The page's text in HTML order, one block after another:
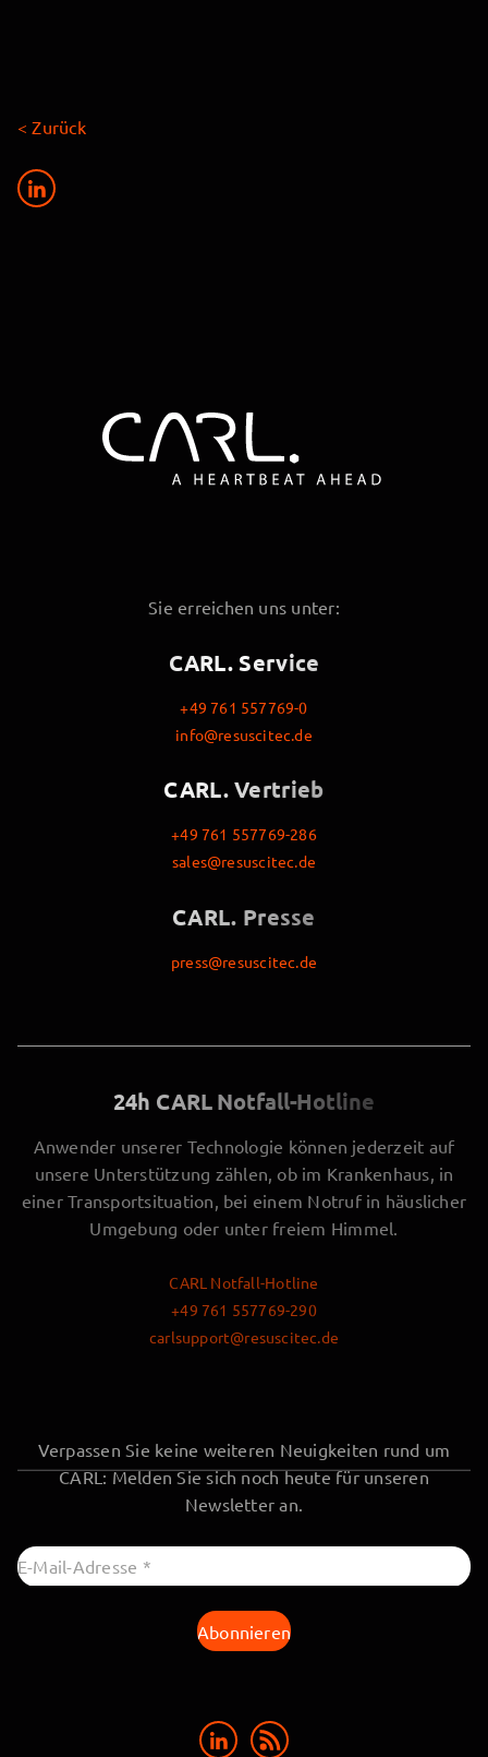
< Zurück
Sie erreichen uns unter:
CARL. Service
+49 761 557769-0
info@resuscitec.de
CARL. Vertrieb
+49 761 557769-286
sales@resuscitec.de
CARL. Presse
press@resuscitec.de
24h CARL Notfall-Hotline
Anwender unserer Technologie können jederzeit auf
unsere Unterstützung zählen, ob im Krankenhaus, in
einer Transportsituation, bei einem Notruf in häuslicher
Umgebung oder unter freiem Himmel.
CARL Notfall-Hotline
+49 761 557769-290
carlsupport@resuscitec.de
Verpassen Sie keine weiteren Neuigkeiten rund um
CARL: Melden Sie sich noch heute für unseren
Newsletter an.